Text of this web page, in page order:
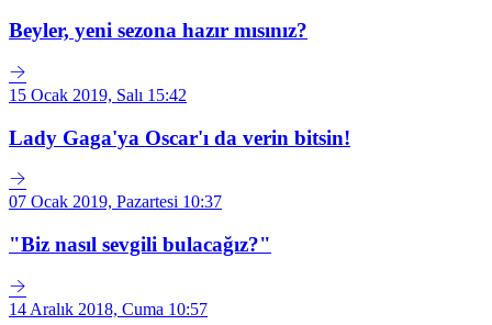
Beyler, yeni sezona hazır mısınız?
15 Ocak 2019, Salı 15:42
Lady Gaga'ya Oscar'ı da verin bitsin!
07 Ocak 2019, Pazartesi 10:37
"Biz nasıl sevgili bulacağız?"
14 Aralık 2018, Cuma 10:57